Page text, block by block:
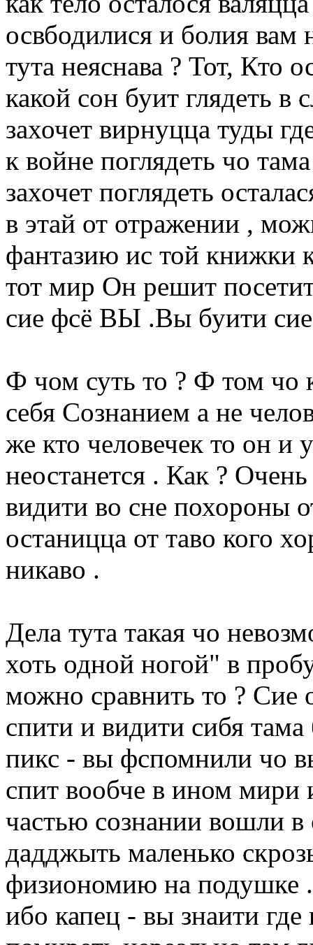
освбодилися и болия
тута неяснава ? Тот, Кто
какой сон буит глядеть
захочет вирнуцца туды
к войне поглядеть чо
захочет поглядеть
в этай от отражении ,
фантазию ис той книжки
тот мир Он решит
сие фсё ВЫ .Вы буити
Ф чом суть то ? Ф том чо
себя Сознанием а не
же кто человечек то он и
неостанется . Как ?
видити во сне похороны
останицца от таво кого
никаво .
Дела тута такая чо
хоть одной ногой" в
можно сравнить то ?
спити и видити сибя тама
пикс - вы фспомнили чо
спит вообче в ином
частью сознании вошли в
дадджыть маленько
физиономию на подушке
ибо капец - вы знаити